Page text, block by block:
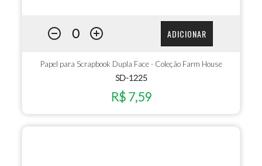
ADICIONAR
Papel para Scrapbook Dupla Face - Coleção Farm House
SD-1225
R$ 7,59